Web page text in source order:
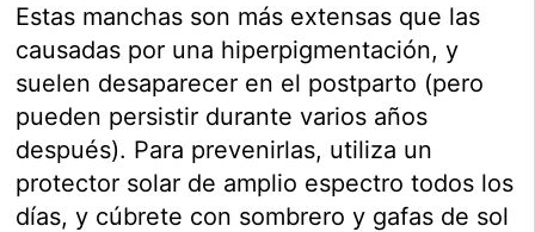
Estas manchas son más extensas que las
causadas por una hiperpigmentación, y
suelen desaparecer en el postparto (pero
pueden persistir durante varios años
después). Para prevenirlas, utiliza un
protector solar de amplio espectro todos los
días, y cúbrete con sombrero y gafas de sol